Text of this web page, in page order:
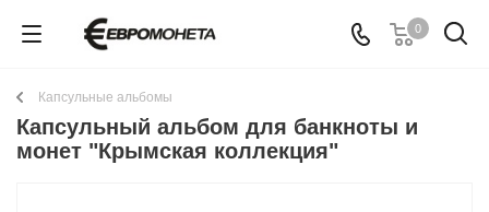
0
Капсульные альбомы
Капсульный альбом для банкноты и
монет "Крымская коллекция"